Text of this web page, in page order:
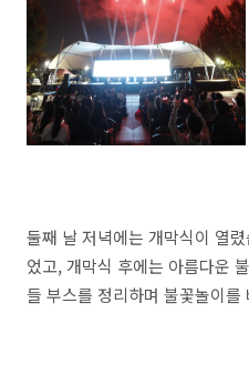
둘째 날 저녁에는 개막식이 열
었고, 개막식 후에는 아름다운
들 부스를 정리하며 불꽃놀이를